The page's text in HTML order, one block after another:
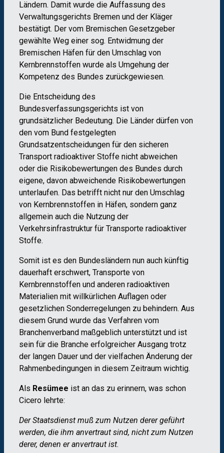
Ländern. Damit wurde die Auffassung des
Verwaltungsgerichts Bremen und der Kläger
bestätigt. Der vom Bremischen Gesetzgeber
gewählte Weg einer sog. Entwidmung der
Bremischen Häfen für den Umschlag von
Kernbrennstoffen wurde als Umgehung der
Kompetenz des Bundes zurückgewiesen.
Die Entscheidung des
Bundesverfassungsgerichts ist von
grundsätzlicher Bedeutung. Die Länder dürfen von
den vom Bund festgelegten
Grundsatzentscheidungen für den sicheren
Transport radioaktiver Stoffe nicht abweichen
oder die Risikobewertungen des Bundes durch
eigene, davon abweichende Risikobewertungen
unterlaufen. Das betrifft nicht nur den Umschlag
von Kernbrennstoffen in Häfen, sondern ganz
allgemein auch die Nutzung der
Verkehrsinfrastruktur für Transporte radioaktiver
Stoffe.
Somit ist es den Bundesländern nun auch künftig
dauerhaft erschwert, Transporte von
Kernbrennstoffen und anderen radioaktiven
Materialien mit willkürlichen Auflagen oder
gesetzlichen Sonderregelungen zu behindern. Aus
diesem Grund wurde das Verfahren vom
Branchenverband maßgeblich unterstützt und ist
sein für die Branche erfolgreicher Ausgang trotz
der langen Dauer und der vielfachen Änderung der
Rahmenbedingungen in diesem Zeitraum wichtig.
Als Resümee ist an das zu erinnern, was schon
Cicero lehrte:
Der Staatsdienst muß zum Nutzen derer geführt
werden, die ihm anvertraut sind, nicht zum Nutzen
derer, denen er anvertraut ist.